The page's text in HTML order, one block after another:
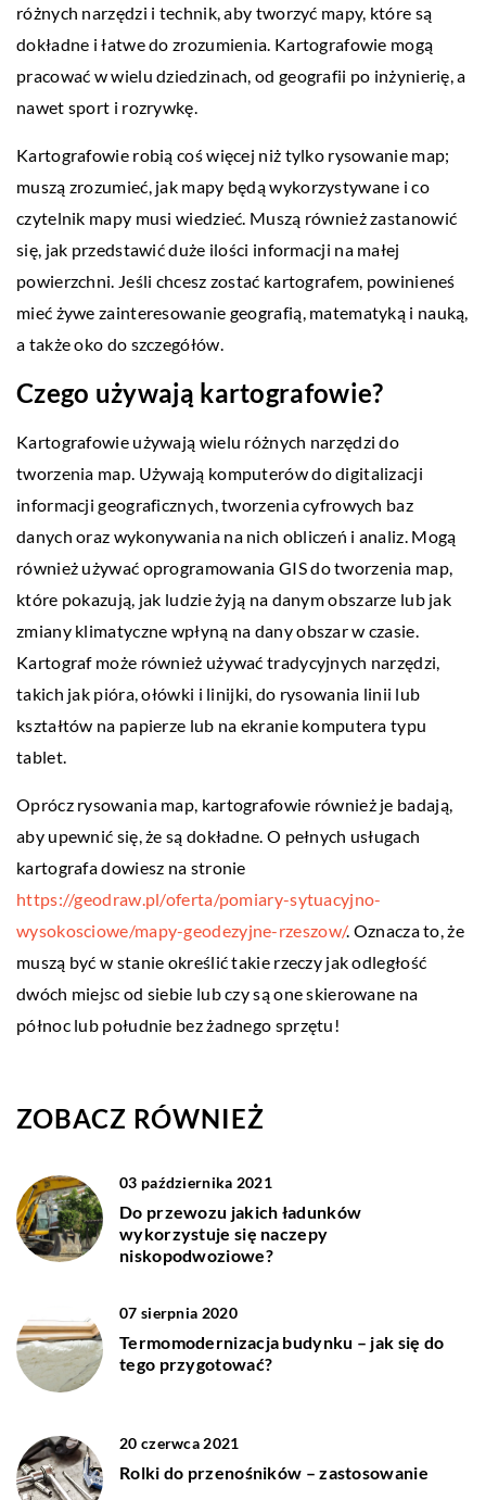
różnych narzędzi i technik, aby tworzyć mapy, które są
dokładne i łatwe do zrozumienia. Kartografowie mogą
pracować w wielu dziedzinach, od geografii po inżynierię, a
nawet sport i rozrywkę.
Kartografowie robią coś więcej niż tylko rysowanie map;
muszą zrozumieć, jak mapy będą wykorzystywane i co
czytelnik mapy musi wiedzieć. Muszą również zastanowić
się, jak przedstawić duże ilości informacji na małej
powierzchni. Jeśli chcesz zostać kartografem, powinieneś
mieć żywe zainteresowanie geografią, matematyką i nauką,
a także oko do szczegółów.
Czego używają kartografowie?
Kartografowie używają wielu różnych narzędzi do
tworzenia map. Używają komputerów do digitalizacji
informacji geograficznych, tworzenia cyfrowych baz
danych oraz wykonywania na nich obliczeń i analiz. Mogą
również używać oprogramowania GIS do tworzenia map,
które pokazują, jak ludzie żyją na danym obszarze lub jak
zmiany klimatyczne wpłyną na dany obszar w czasie.
Kartograf może również używać tradycyjnych narzędzi,
takich jak pióra, ołówki i linijki, do rysowania linii lub
kształtów na papierze lub na ekranie komputera typu
tablet.
Oprócz rysowania map, kartografowie również je badają,
aby upewnić się, że są dokładne. O pełnych usługach
kartografa dowiesz na stronie
https://geodraw.pl/oferta/pomiary-sytuacyjno-
wysokosciowe/mapy-geodezyjne-rzeszow/. Oznacza to, że
muszą być w stanie określić takie rzeczy jak odległość
dwóch miejsc od siebie lub czy są one skierowane na
północ lub południe bez żadnego sprzętu!
ZOBACZ RÓWNIEŻ
03 października 2021
Do przewozu jakich ładunków
wykorzystuje się naczepy
niskopodwoziowe?
07 sierpnia 2020
Termomodernizacja budynku – jak się do
tego przygotować?
20 czerwca 2021
Rolki do przenośników – zastosowanie